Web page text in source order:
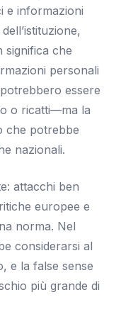
e informazioni
significa che
personali
essere
o ricatti—ma la
che potrebbe
nazionali.
attacchi ben
europee e
norma. Nel
considerarsi al
e la false sense
più grande di